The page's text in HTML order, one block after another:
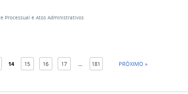
Processual e Atos Administrativos
14 15 16 17 181 PRÓXIMO »